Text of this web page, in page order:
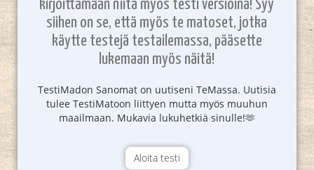
kirjoittamaan niitä myös testi versioina! Syy
siihen on se, että myös te matoset, jotka
käytte testejä testailemassa, pääsette
lukemaan myös näitä!
TestiMadon Sanomat on uutiseni TeMassa. Uutisia
tulee TestiMatoon liittyen mutta myös muuhun
maailmaan. Mukavia lukuhetkiä sinulle!🫶
Aloita testi